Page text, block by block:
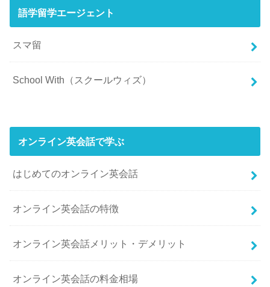
語学留学エージェント
スマ留
School With（スクールウィズ）
オンライン英会話で学ぶ
はじめてのオンライン英会話
オンライン英会話の特徴
オンライン英会話メリット・デメリット
オンライン英会話の料金相場